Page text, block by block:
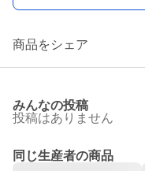
商品をシェア
みんなの投稿
投稿はありません
同じ生産者の商品